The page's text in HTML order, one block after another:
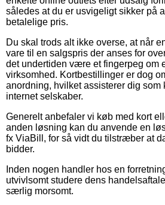
således at du er usvigeligt sikker på
betalelige pris.
Du skal trods alt ikke overse, at når
vare til en salgspris der anses for
det undertiden være et fingerpeg om
virksomhed. Kortbestillinger er dog
anordning, hvilket assisterer dig som
internet selskaber.
Generelt anbefaler vi køb med kort
anden løsning kan du anvende en
fx ViaBill, for så vidt du tilstræber at
bidder.
Inden nogen handler hos en
utvivlsomt studere dens
særlig morsomt.